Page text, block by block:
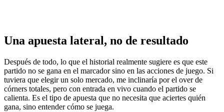
Una apuesta lateral, no de resultado
Después de todo, lo que el historial realmente sugiere es que este
partido no se gana en el marcador sino en las acciones de juego. Si
tuviera que elegir un solo mercado, me inclinaría por el over de
córners totales, pero con entrada en vivo cuando el partido se
calienta. Es el tipo de apuesta que no necesita que aciertes quién
gana, sino entender cómo se juega.